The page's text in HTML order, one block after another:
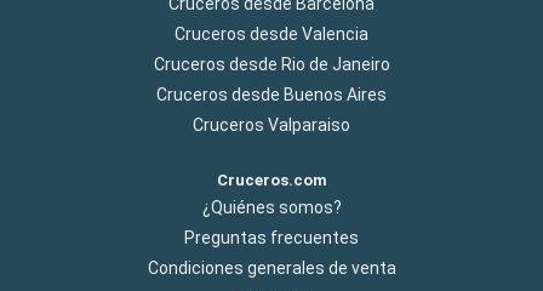
Cruceros desde Valencia
Cruceros desde Rio de Janeiro
Cruceros desde Buenos Aires
Cruceros Valparaiso
Cruceros.com
¿Quiénes somos?
Preguntas frecuentes
Condiciones generales de venta